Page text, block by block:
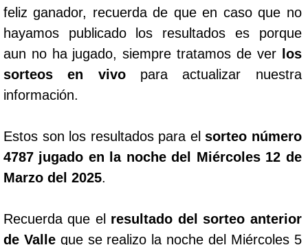
feliz ganador, recuerda de que en caso que no
hayamos publicado los resultados es porque
aun no ha jugado, siempre tratamos de ver
los
sorteos en vivopara actualizar nuestra
información.
Estos son los resultados para elsorteo número
4787 jugado en la noche del Miércoles 12 de
Marzo del 2025.
Recuerda que el resultado del sorteo anterior
de Valleque se realizo la noche del Miércoles 5